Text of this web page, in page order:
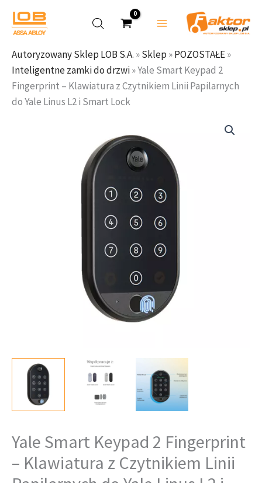
treści
Autoryzowany Sklep LOB S.A. »Sklep »POZOSTAŁE»
Inteligentne zamki do drzwi»Yale Smart Keypad 2
Fingerprint – Klawiatura z Czytnikiem Linii Papilarnych
do Yale Linus L2 i Smart Lock
Yale Smart Keypad 2 Fingerprint
– Klawiatura z Czytnikiem Linii
Smart
Lock
Keypad
2
Fingerprint
–
Klawiatura
z